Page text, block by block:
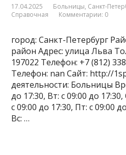
17.04.2025 Больницы, Санкт-
Справочная
Комментарии: 0
город: Санкт-Петербург
район Адрес: улица Льва
197022 Телефон: +7 (812)
Телефон: nan Сайт: http://
деятельности: Больницы
до 17:30, Вт: с 09:00 до
с 09:00 до 17:30, Пт: с 09:00
Вс: …